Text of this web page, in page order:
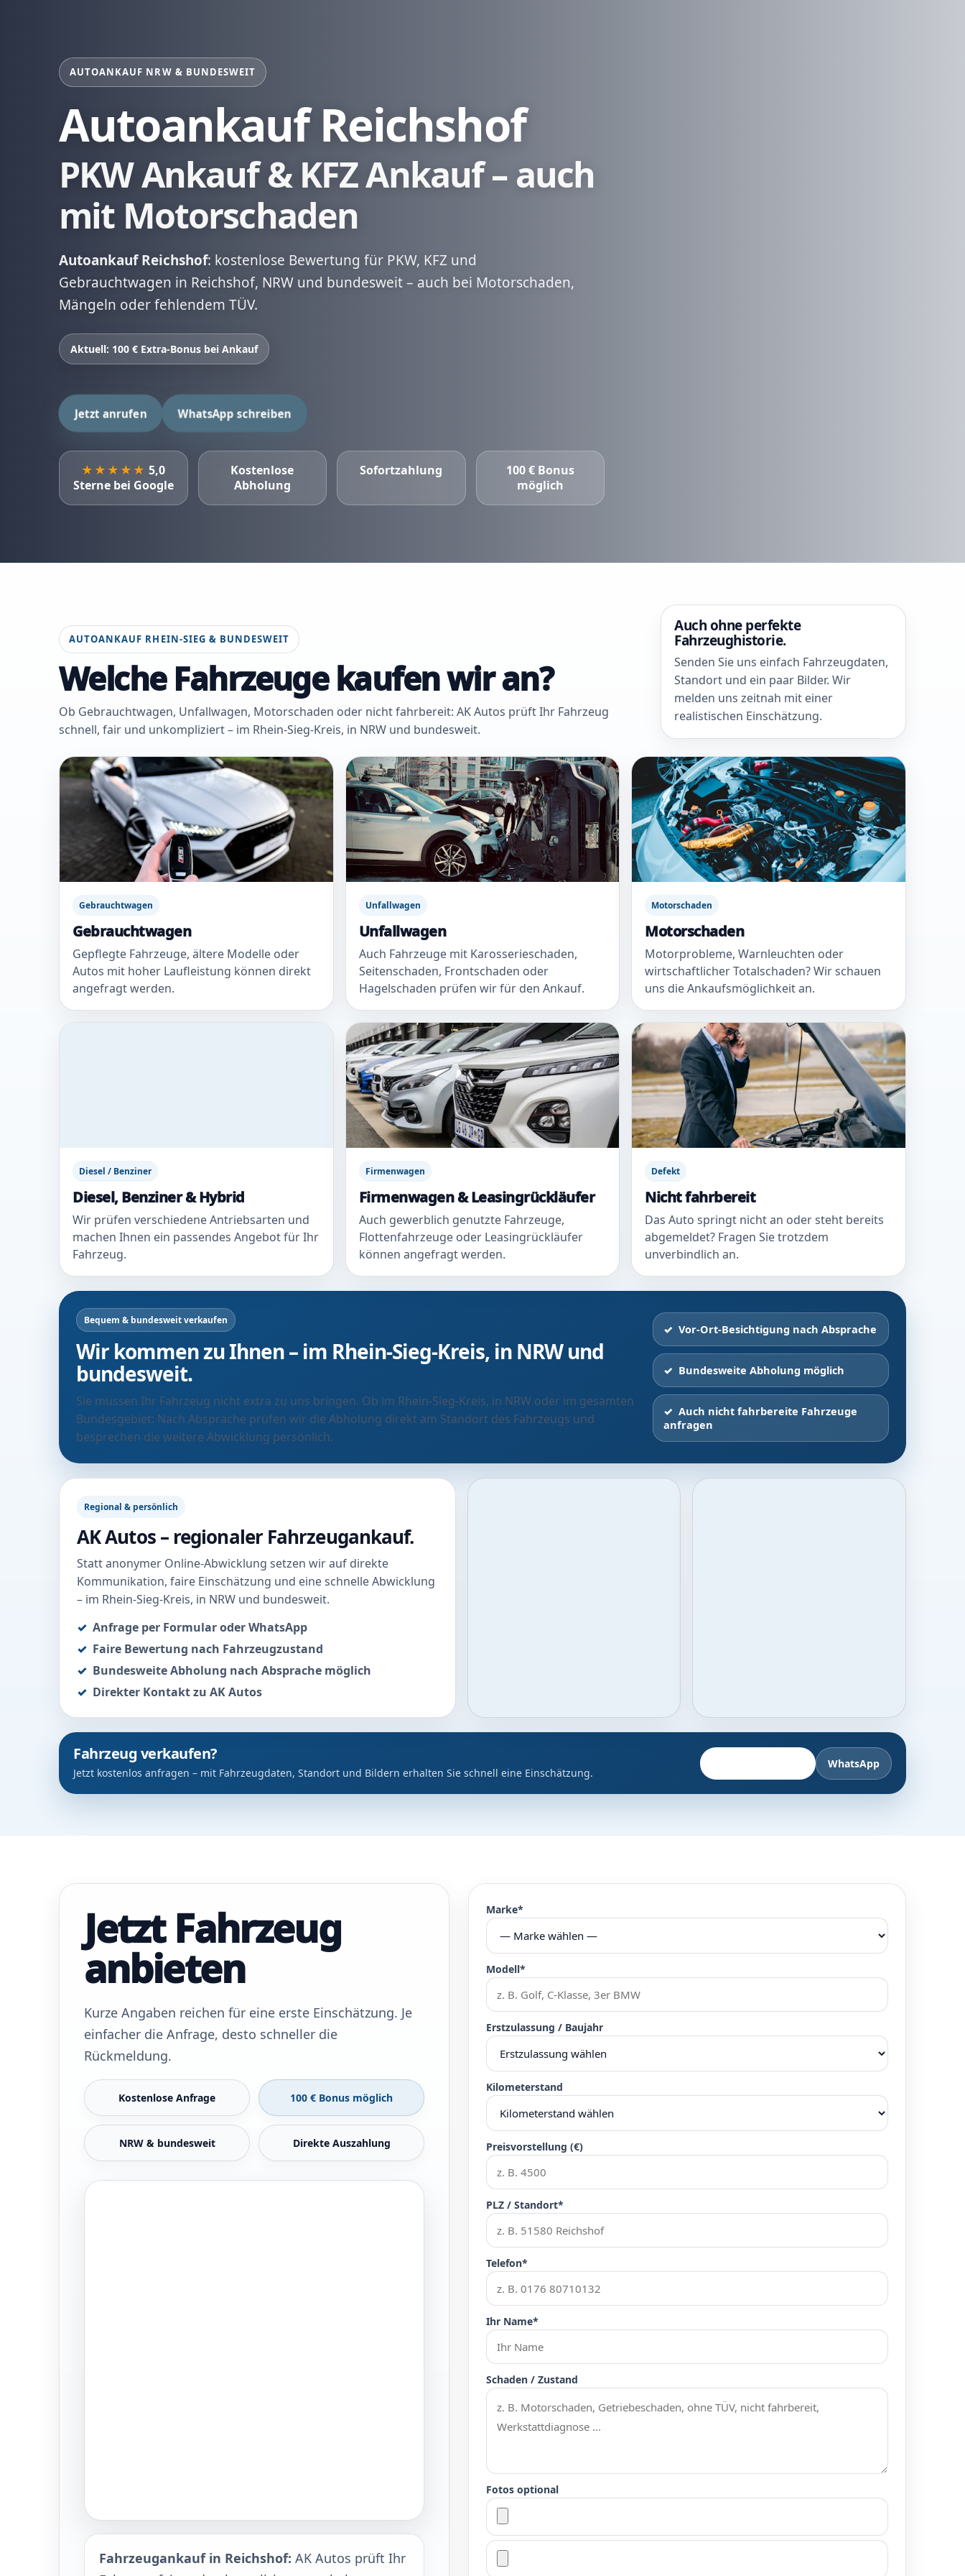
AUTOANKAUF NRW & BUNDESWEIT
Autoankauf Reichshof
PKW Ankauf & KFZ Ankauf – auch
mit Motorschaden
Autoankauf Reichshof: kostenlose Bewertung für PKW, KFZ und
Gebrauchtwagen in Reichshof, NRW und bundesweit – auch bei Motorschaden,
Mängeln oder fehlendem TÜV.
Aktuell: 100 € Extra-Bonus bei Ankauf
Jetzt anrufen WhatsApp schreiben
★★★★★ 5,0
Sterne bei Google
Kostenlose
Abholung
Sofortzahlung
100 € Bonus
möglich
AUTOANKAUF RHEIN-SIEG & BUNDESWEIT
Welche Fahrzeuge kaufen wir an?
Ob Gebrauchtwagen, Unfallwagen, Motorschaden oder nicht fahrbereit: AK Autos prüft Ihr Fahrzeug
schnell, fair und unkompliziert – im Rhein-Sieg-Kreis, in NRW und bundesweit.
Auch ohne perfekte
Fahrzeughistorie.
Senden Sie uns einfach Fahrzeugdaten,
Standort und ein paar Bilder. Wir
melden uns zeitnah mit einer
realistischen Einschätzung.
Gebrauchtwagen
Gebrauchtwagen
Gepflegte Fahrzeuge, ältere Modelle oder
Autos mit hoher Laufleistung können direkt
angefragt werden.
Unfallwagen
Unfallwagen
Auch Fahrzeuge mit Karosserieschaden,
Seitenschaden, Frontschaden oder
Hagelschaden prüfen wir für den Ankauf.
Motorschaden
Motorschaden
Motorprobleme, Warnleuchten oder
wirtschaftlicher Totalschaden? Wir schauen
uns die Ankaufsmöglichkeit an.
Diesel / Benziner
Diesel, Benziner & Hybrid
Wir prüfen verschiedene Antriebsarten und
machen Ihnen ein passendes Angebot für Ihr
Fahrzeug.
Firmenwagen
Firmenwagen & Leasingrückläufer
Auch gewerblich genutzte Fahrzeuge,
Flottenfahrzeuge oder Leasingrückläufer
können angefragt werden.
Defekt
Nicht fahrbereit
Das Auto springt nicht an oder steht bereits
abgemeldet? Fragen Sie trotzdem
unverbindlich an.
Bequem & bundesweit verkaufen
Wir kommen zu Ihnen – im Rhein-Sieg-Kreis, in NRW und
bundesweit.
Sie müssen Ihr Fahrzeug nicht extra zu uns bringen. Ob im Rhein-Sieg-Kreis, in NRW oder im gesamten
Bundesgebiet: Nach Absprache prüfen wir die Abholung direkt am Standort des Fahrzeugs und
besprechen die weitere Abwicklung persönlich.
Vor-Ort-Besichtigung nach Absprache
Bundesweite Abholung möglich
Auch nicht fahrbereite Fahrzeuge
anfragen
Regional & persönlich
AK Autos – regionaler Fahrzeugankauf.
Statt anonymer Online-Abwicklung setzen wir auf direkte
Kommunikation, faire Einschätzung und eine schnelle Abwicklung
– im Rhein-Sieg-Kreis, in NRW und bundesweit.
Anfrage per Formular oder WhatsApp
Faire Bewertung nach Fahrzeugzustand
Bundesweite Abholung nach Absprache möglich
Direkter Kontakt zu AK Autos
Fahrzeug verkaufen?
Jetzt kostenlos anfragen – mit Fahrzeugdaten, Standort und Bildern erhalten Sie schnell eine Einschätzung.
WhatsApp
Jetzt Fahrzeug
anbieten
Kurze Angaben reichen für eine erste Einschätzung. Je
einfacher die Anfrage, desto schneller die
Rückmeldung.
Kostenlose Anfrage 100 € Bonus möglich
NRW & bundesweit Direkte Auszahlung
Fahrzeugankauf in Reichshof: AK Autos prüft Ihr
Marke*
Modell*
Erstzulassung / Baujahr
Kilometerstand
Preisvorstellung (€)
PLZ / Standort*
Telefon*
Ihr Name*
Schaden / Zustand
Fotos optional